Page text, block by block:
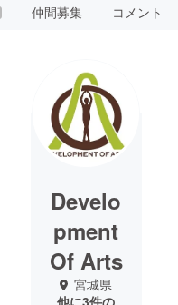
仲間募集 コメント
Develo
pment
Of Arts
宮城県